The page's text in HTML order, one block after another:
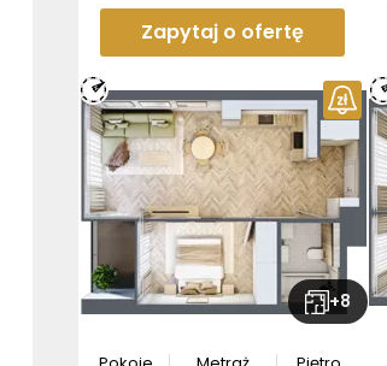
Zapytaj o ofertę
+8